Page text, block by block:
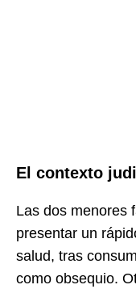
El contexto
Las dos menores
presentar un
salud, tras
como obsequio.